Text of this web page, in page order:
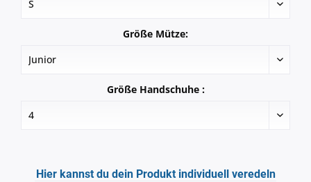
Größe Mütze:
Größe Handschuhe :
Hier kannst du dein Produkt individuell veredeln